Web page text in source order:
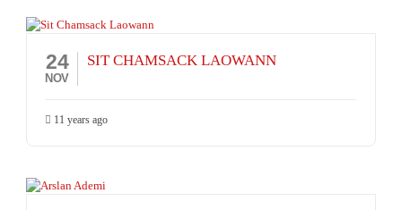
24
NOV
SIT CHAMSACK LAOWANN
11 years ago